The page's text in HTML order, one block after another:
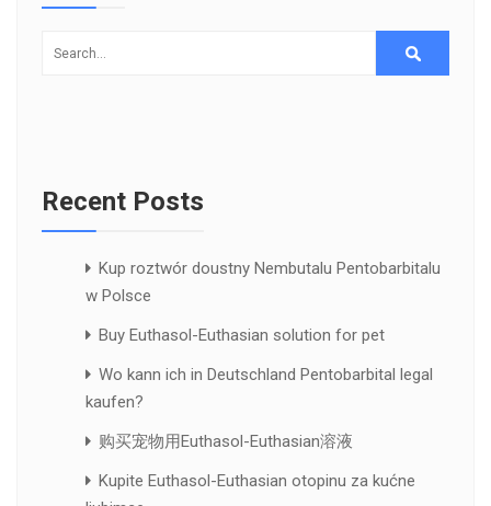
Recent Posts
Kup roztwór doustny Nembutalu Pentobarbitalu
w Polsce
Buy Euthasol-Euthasian solution for pet
Wo kann ich in Deutschland Pentobarbital legal
kaufen?
购买宠物用Euthasol-Euthasian溶液
Kupite Euthasol-Euthasian otopinu za kućne